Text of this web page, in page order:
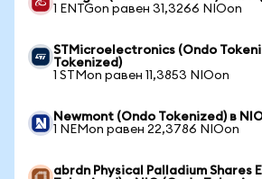
1 ENTGon равен 31,3266 NIOon
STMicroelectronics (Ondo
Tokenized)
1 STMon равен 11,3853 NIOon
Newmont (Ondo Tokenized) в
1 NEMon равен 22,3786 NIOon
abrdn Physical Palladium Shares